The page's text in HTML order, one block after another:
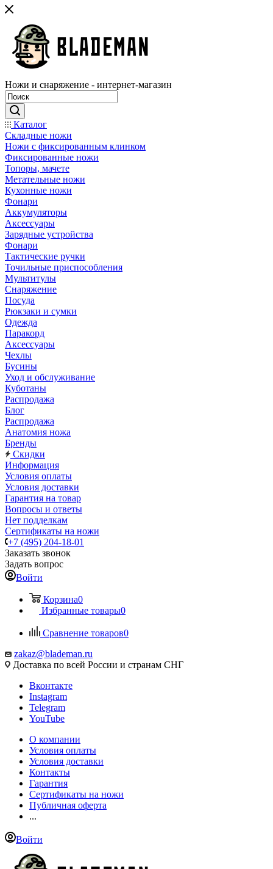
Ножи и снаряжение - интернет-магазин
Каталог
Складные ножи
Ножи с фиксированным клинком
Фиксированные ножи
Топоры, мачете
Метательные ножи
Кухонные ножи
Фонари
Аккумуляторы
Аксессуары
Зарядные устройства
Фонари
Тактические ручки
Точильные приспособления
Мультитулы
Снаряжение
Посуда
Рюкзаки и сумки
Одежда
Паракорд
Аксессуары
Чехлы
Бусины
Уход и обслуживание
Куботаны
Распродажа
Блог
Распродажа
Анатомия ножа
Бренды
Скидки
Информация
Условия оплаты
Условия доставки
Гарантия на товар
Вопросы и ответы
Нет подделкам
Сертификаты на ножи
+7 (495) 204-18-01
Заказать звонок
Задать вопрос
Войти
Корзина0
Избранные товары0
Сравнение товаров0
zakaz@blademan.ru
Доставка по всей России и странам СНГ
Вконтакте
Instagram
Telegram
YouTube
О компании
Условия оплаты
Условия доставки
Контакты
Гарантия
Сертификаты на ножи
Публичная оферта
...
Войти